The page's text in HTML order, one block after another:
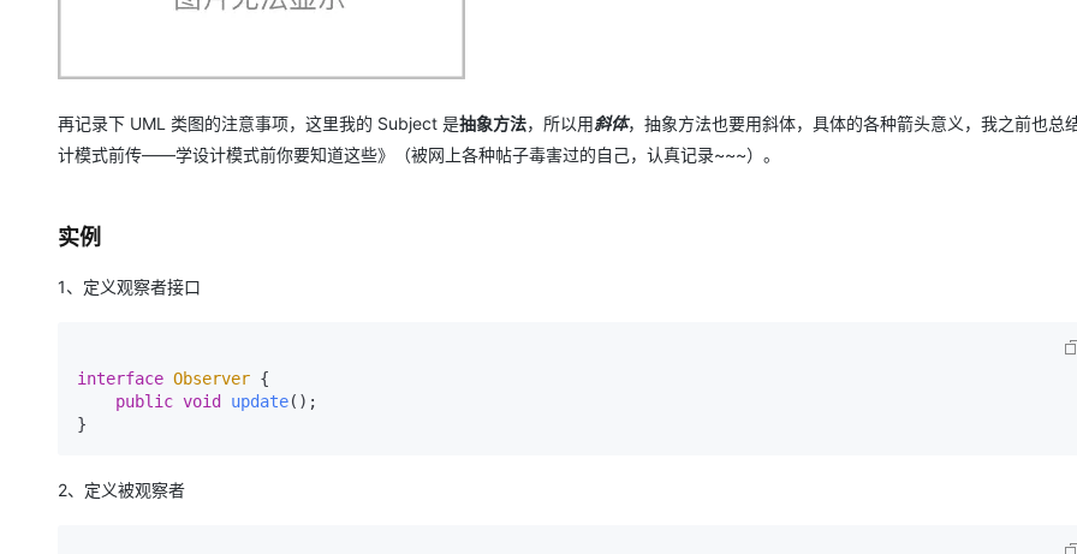
再记录下 UML 类图的注意事项，这里我的 Subject 是抽象方法，所以用斜体，抽象方法也要用斜体，具体的各种箭头意义，我之前也总
计模式前传——学设计模式前你要知道这些》（被网上各种帖子毒害过的自己，认真记录~~~）。
实例
1、定义观察者接口
interface Observer {
public void update() ;
}
2、定义被观察者